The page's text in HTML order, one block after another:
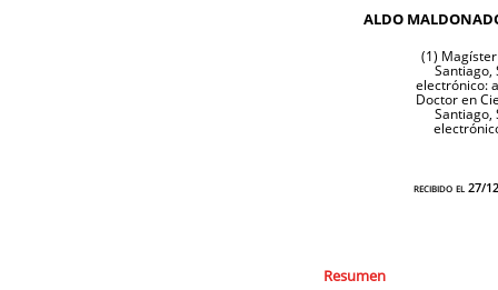
ALDO
(1)
Santiago,
electrónico:
Doctor en
Santiago,
recibido el 27/
Resumen